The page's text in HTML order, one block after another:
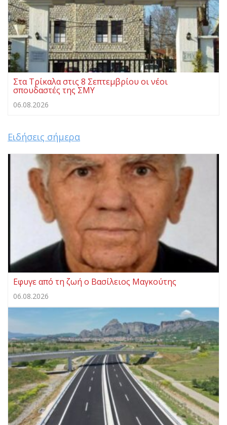
Στα Τρίκαλα στις 8 Σεπτεμβρίου οι νέοι
σπουδαστές της ΣΜΥ
06.08.2026
Ειδήσεις σήμερα
Eφυγε από τη ζωή ο Βασίλειος Μαγκούτης
06.08.2026